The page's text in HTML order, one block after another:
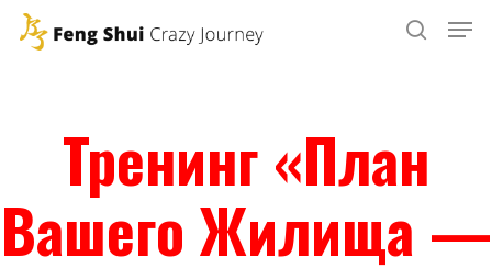
Skip
Тренинг «План
Вашего Жилища —